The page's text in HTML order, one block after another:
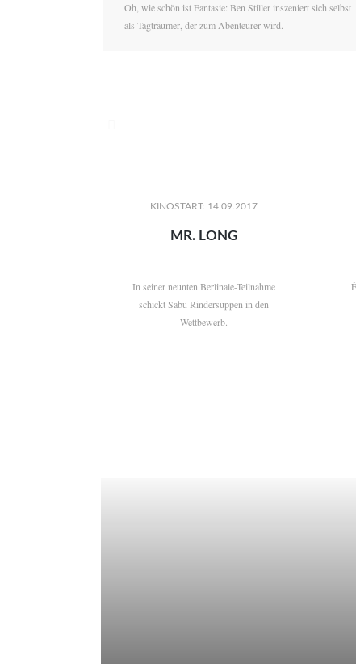
Oh, wie schön ist Fantasie: Ben Stiller inszeniert sich selbst
als Tagträumer, der zum Abenteurer wird.
KINOSTART: 14.09.2017
MR. LONG
In seiner neunten Berlinale-Teilnahme
schickt Sabu Rindersuppen in den
Wettbewerb.